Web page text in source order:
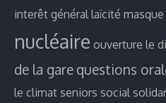
interêt général laïcité masque
nucléaire ouverture le
de la gare questions
le climat seniors social